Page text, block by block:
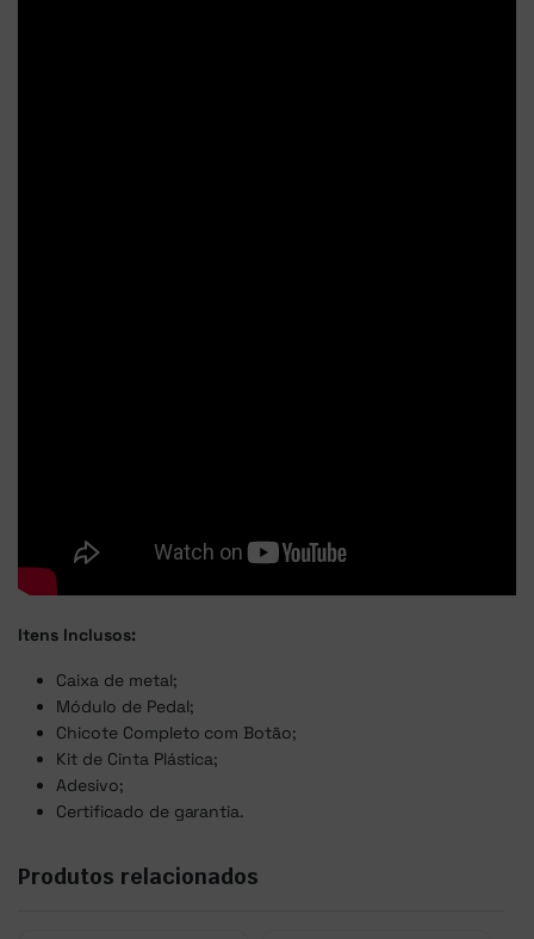
Itens Inclusos:
Caixa de metal;
Módulo de Pedal;
Chicote Completo com Botão;
Kit de Cinta Plástica;
Adesivo;
Certificado de garantia.
Produtos relacionados